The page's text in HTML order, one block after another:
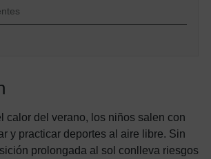
calor del verano, los niños salen con
y practicar deportes al aire libre. Sin
prolongada al sol conlleva riesgos